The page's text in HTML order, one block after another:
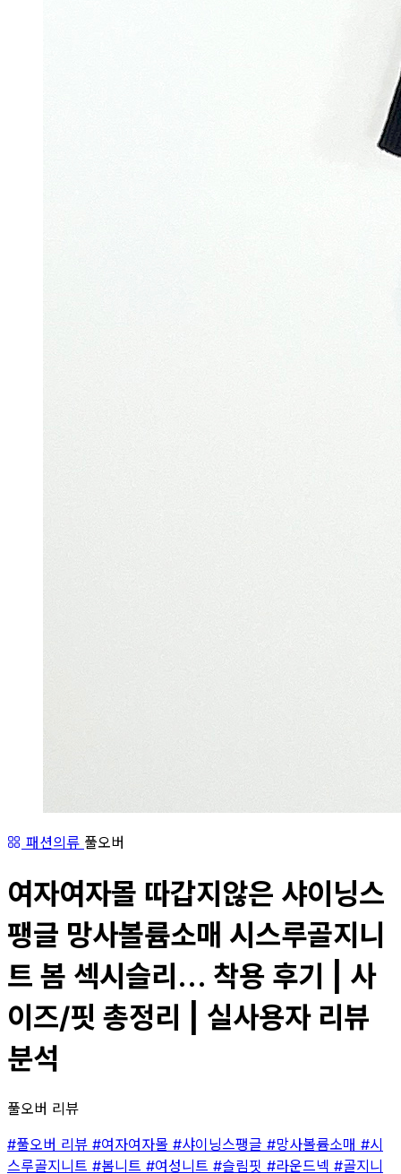
패션의류 풀오버
여자여자몰 따갑지않은 샤이닝스
팽글 망사볼륨소매 시스루골지니
트 봄 섹시슬리... 착용 후기 | 사
이즈/핏 총정리 | 실사용자 리뷰
분석
풀오버 리뷰
#풀오버 리뷰 #여자여자몰 #샤이닝스팽글 #망사볼륨소매 #시
스루골지니트 #봄니트 #여성니트 #슬림핏 #라운드넥 #골지니